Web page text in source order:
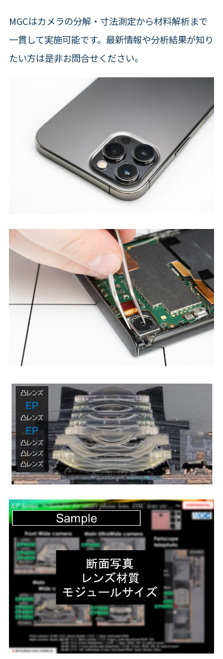
MGCはカメラの分解・寸法測定から材料解析まで
一貫して実施可能です。最新情報や分析結果が知り
たい方は是非お問合せください。